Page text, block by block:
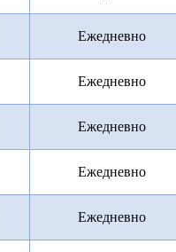
Ежедневно
Ежедневно
Ежедневно
Ежедневно
Ежедневно